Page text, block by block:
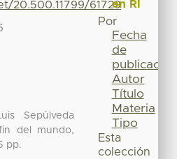
20.500.11799/61729
Sepúlveda
del mundo,
pp.
en RI
Por
Fecha
de
publicación
Autor
Título
Materia
Tipo
Esta
colección